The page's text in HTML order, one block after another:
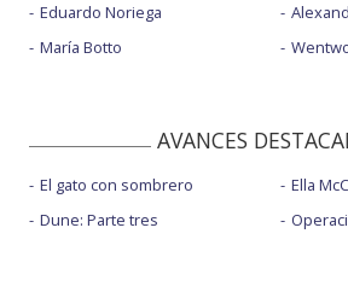
Eduardo Noriega
María Botto
AVANCES
El gato con sombrero
Dune: Parte tres
Ella